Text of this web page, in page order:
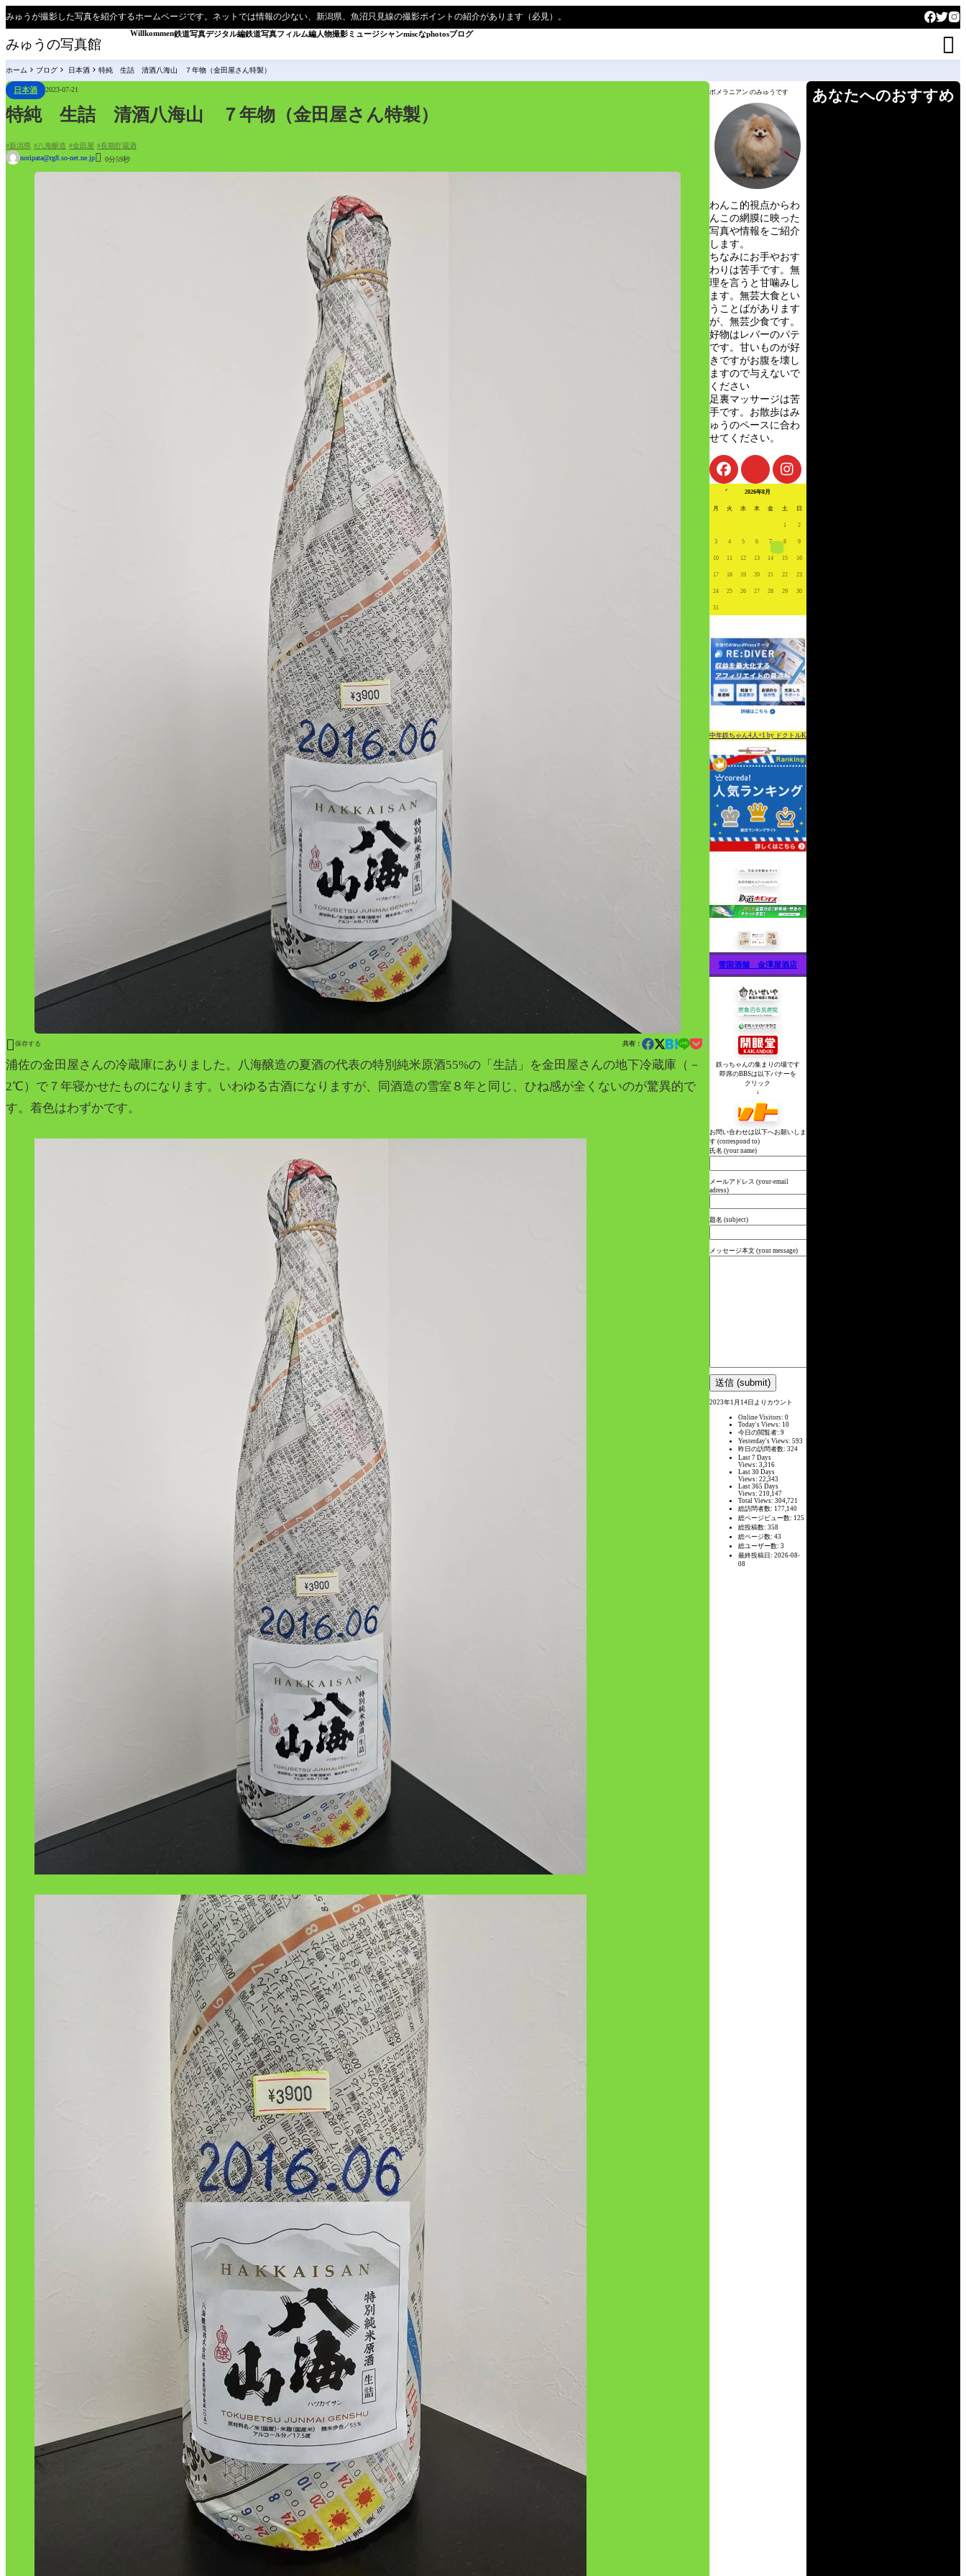
みゅうが撮影した写真を紹介するホームページです。ネットでは情報の少ない、新潟県、魚沼只見線の撮影ポイントの紹介があります（必見）。
みゅうの写真館
Willkommen鉄道写真デジタル編鉄道写真フィルム編人物撮影ミュージシャンmiscなphotosブログ 
ホーム ブログ 日本酒 特純 生詰 清酒八海山 ７年物（金田屋さん特製）
日本酒 2023-07-21
特純 生詰 清酒八海山 ７年物（金田屋さん特製）
新潟県 八海醸造 金田屋
長期貯蔵酒
noripata@rg8.so-net.ne.jp 0分59秒
 保存する 共有：

浦佐の金田屋さんの冷蔵庫にありました。八海醸造の夏酒の代表の特別純米原酒55%の「生詰」を金田屋さんの地下冷蔵庫（－
2℃）で７年寝かせたものになります。いわゆる古酒になりますが、同酒造の雪室８年と同じ、ひね感が全くないのが驚異的で
す。着色はわずかです。
ポメラニアン のみゅうです
わんこ的視点からわ
んこの網膜に映った
写真や情報をご紹介
します。
ちなみにお手やおす
わりは苦手です。無
理を言うと甘噛みし
ます。無芸大食とい
うことばがあります
が、無芸少食です。
好物はレバーのパテ
です。甘いものが好
きですがお腹を壊し
ますので与えないで
ください
足裏マッサージは苦
手です。お散歩はみ
ゅうのペースに合わ
せてください。
2026年8月
月 火 水 木 金 土 日
1 2
3 4 5 6 7 8 9
10 11 12 13 14 15 16
17 18 19 20 21 22 23
24 25 26 27 28 29 30
31
中年鉄ちゃん4人+1 by ドクトルK
雪国酒舗 金澤屋酒店
鉄っちゃんの集まりの場です
即席のBBSは以下バナーを
クリック
↓
お問い合わせは以下へお願いしま
す (correspond to)
氏名 (your name)
メールアドレス (your-email
adress)
題名 (subject)
メッセージ本文 (your message)
2023年1月14日よりカウント
Online Visitors: 0
Today's Views: 10
今日の閲覧者: 9
Yesterday's Views: 593
昨日の訪問者数: 324
Last 7 Days
Views: 3,316
Last 30 Days
Views: 22,343
Last 365 Days
Views: 210,147
Total Views: 304,721
総訪問者数: 177,140
総ページビュー数: 125
総投稿数: 358
総ページ数: 43
総ユーザー数: 3
最終投稿日: 2026-08-
08
あなたへのおすすめ